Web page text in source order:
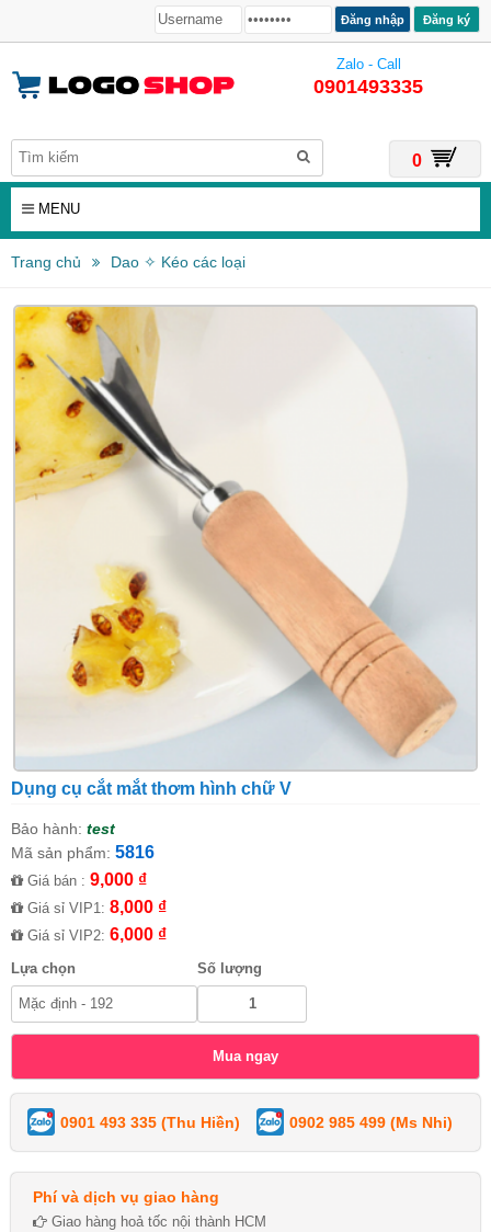
Đăng ký
Zalo - Call
0901493335
0
MENU
Trang chủ Dao ✧ Kéo các loại
Dụng cụ cắt mắt thơm hình chữ V
Bảo hành: test
Mã sản phẩm: 5816
Giá bán : 9,000 ₫
Giá sỉ VIP1: 8,000 ₫
Giá sỉ VIP2: 6,000 ₫
Lựa chọn Số lượng
0901 493 335 (Thu Hiền) 0902 985 499 (Ms Nhi)
Phí và dịch vụ giao hàng
Giao hàng hoả tốc nội thành HCM